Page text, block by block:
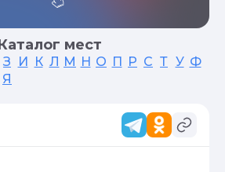
мест
З И К Л М Н О П Р С Т У Ф
Я